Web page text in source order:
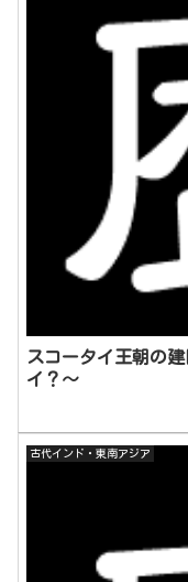
スコータイ王朝の
イ？～
古代インド・東南アジア